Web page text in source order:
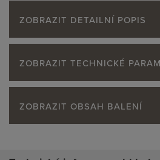
ZOBRAZIT DETAILNÍ POPIS
ZOBRAZIT TECHNICKÉ
ZOBRAZIT OBSAH BALENÍ